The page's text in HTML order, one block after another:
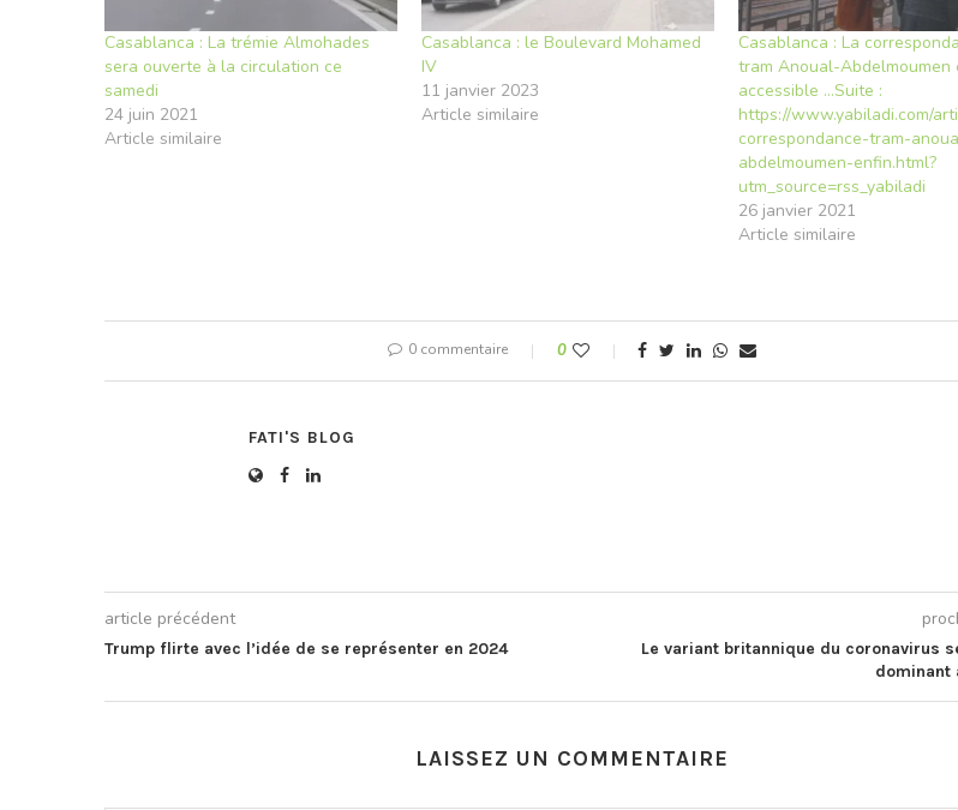
Casablanca : La trémie Almohades
sera ouverte à la circulation ce
samedi
24 juin 2021
Article similaire
Casablanca : le Boulevard Mohamed
IV
11 janvier 2023
Article similaire
Casablanca : La
tram Anoual-Abdelmoumen
accessible …Suite :
https://www.yabiladi.com/
correspondance-tram-
abdelmoumen-enfin.html?
utm_source=rss_yabiladi
26 janvier 2021
Article similaire
0 commentaire 0
FATI'S BLOG
article précédent
Trump flirte avec l’idée de se représenter en 2024
Le variant britannique du coronavirus
dominant
LAISSEZ UN COMMENTAIRE